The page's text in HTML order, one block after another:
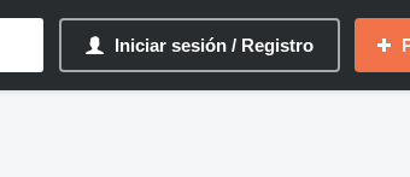
Iniciar sesión / Registro